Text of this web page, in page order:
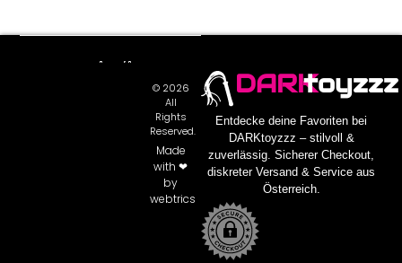
DARKtoyzzz
Entdecke deine Favoriten bei
DARKtoyzzz – stilvoll &
zuverlässig. Sicherer Checkout,
diskreter Versand & Service aus
Österreich.
© 2026
All
Rights
Reserved.
Made
with ❤
by
webtrics